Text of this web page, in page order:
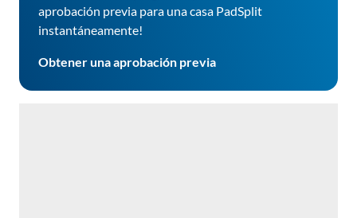
aprobación previa para una casa PadSplit
instantáneamente!
Obtener una aprobación previa